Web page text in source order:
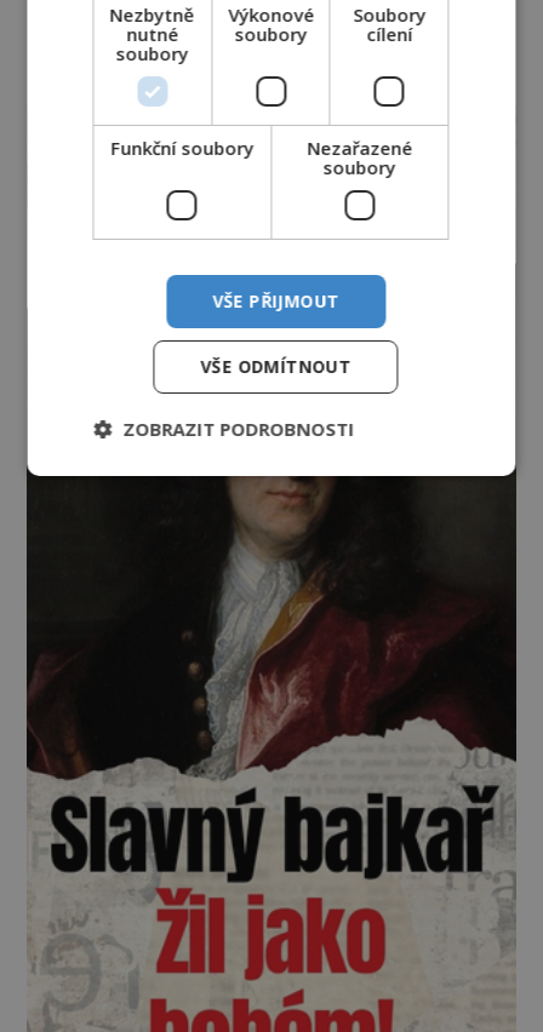
reklama
Nezbytně
nutné
soubory
Výkonové
soubory
Soubory
cílení
Funkční soubory
Nezařazené
soubory
VŠE PŘIJMOUT
VŠE ODMÍTNOUT
ZOBRAZIT PODROBNOSTI